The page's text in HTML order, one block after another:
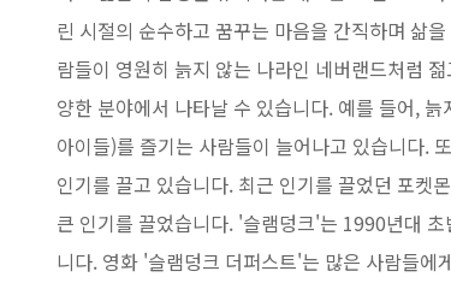
린 시절의 순수하고 꿈꾸는 마음을 간직하며 삶
람들이 영원히 늙지 않는 나라인 네버랜드처럼
양한 분야에서 나타날 수 있습니다. 예를 들어,
아이들)를 즐기는 사람들이 늘어나고 있습니다.
인기를 끌고 있습니다. 최근 인기를 끌었던 포켓
큰 인기를 끌었습니다. '슬램덩크'는 1990년대
니다. 영화 '슬램덩크 더퍼스트'는 많은 사람들에